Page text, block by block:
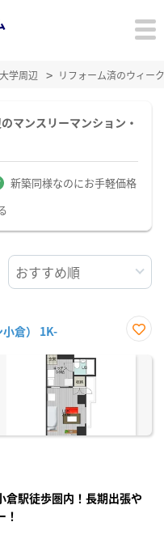
学周辺 リフォーム済のウィー
マンスリーマンション・
新築同様なのにお手軽価格
倉） 1K-
に入
倉駅徒歩圏内！長期出張や